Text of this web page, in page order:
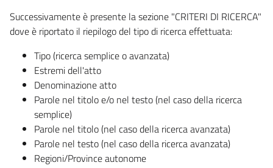
Successivamente è presente la sezione "CRITERI DI RICERCA"
dove è riportato il riepilogo del tipo di ricerca effettuata:
Tipo (ricerca semplice o avanzata)
Estremi dell'atto
Denominazione atto
Parole nel titolo e/o nel testo (nel caso della ricerca
semplice)
Parole nel titolo (nel caso della ricerca avanzata)
Parole nel testo (nel caso della ricerca avanzata)
Regioni/Province autonome